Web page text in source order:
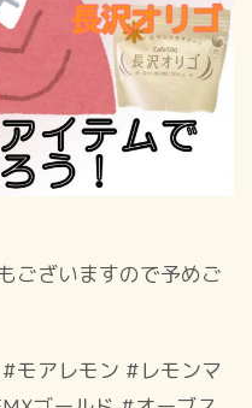
ございますので予めご
アレモン #レモンマ